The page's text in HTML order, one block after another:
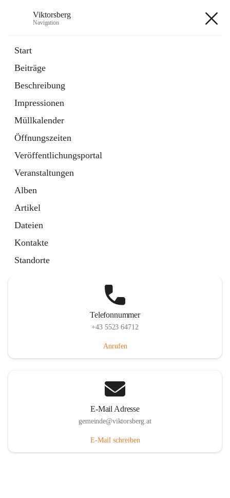
Viktorsberg
Navigation
Start
Beiträge
Beschreibung
Impressionen
Müllkalender
Öffnungszeiten
Veröffentlichungsportal
Veranstaltungen
Alben
Artikel
Dateien
Kontakte
Standorte
1 Schnellzugriff
Bürgerservice
10 Schnellzugriffe
Telefonnummer
+43 5523 64712
Anrufen
E-Mail Adresse
gemeinde@viktorsberg.at
E-Mail schreiben